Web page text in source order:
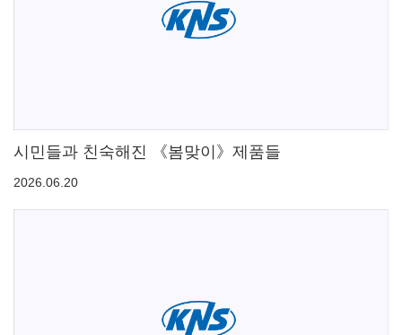
시민들과 친숙해진 《봄맞이》제품들
2026.06.20